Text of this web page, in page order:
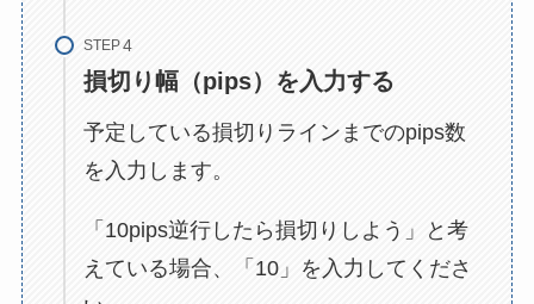
STEP
損切り幅（pips）を入力する
予定している損切りラインまでのpips数
を入力します。
「10pips逆行したら損切りしよう」と考
えている場合、「10」を入力してくださ